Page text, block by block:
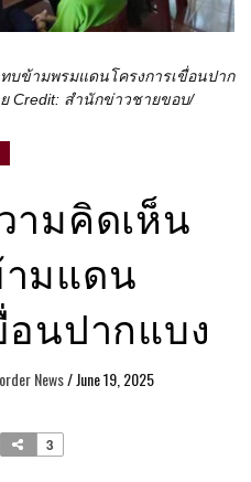
บข้ามพรมแดนโครงการเขื่อนปาก
Credit: สำนักข่าวชายขอบ/
ามคิดเห็น
มแดน
อนปากแบง
News/June 19, 2025
3